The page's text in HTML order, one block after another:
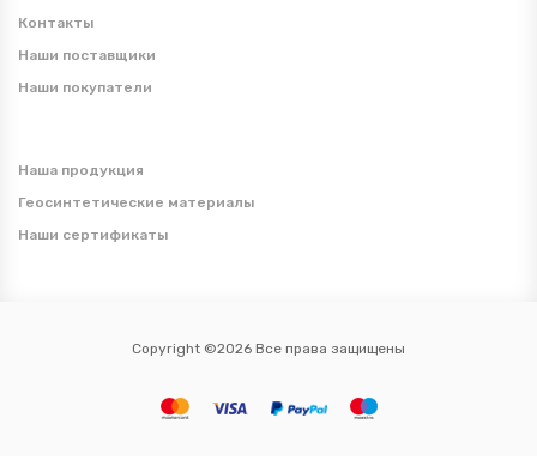
Контакты
Наши поставщики
Наши покупатели
Наша продукция
Геосинтетические материалы
Наши сертификаты
Copyright ©2026 Все права защищены